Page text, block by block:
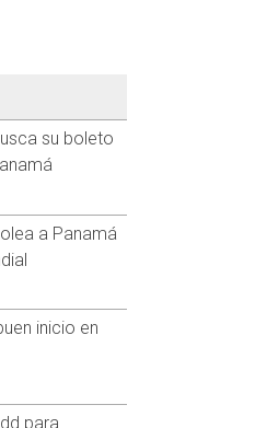
su boleto
a Panamá
inicio en
para